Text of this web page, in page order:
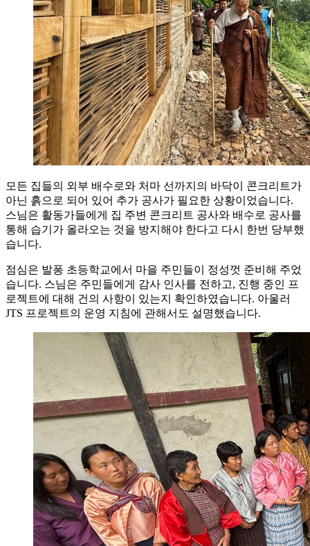
모든 집들의 외부 배수로와 처마 선까지의 바닥이 콘크리트가
아닌 흙으로 되어 있어 추가 공사가 필요한 상황이었습니다.
스님은 활동가들에게 집 주변 콘크리트 공사와 배수로 공사를
통해 습기가 올라오는 것을 방지해야 한다고 다시 한번 당부했
습니다.
점심은 발퐁 초등학교에서 마을 주민들이 정성껏 준비해 주었
습니다. 스님은 주민들에게 감사 인사를 전하고, 진행 중인 프
로젝트에 대해 건의 사항이 있는지 확인하였습니다. 아울러
JTS 프로젝트의 운영 지침에 관해서도 설명했습니다.